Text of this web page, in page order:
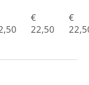
€
22,50
€